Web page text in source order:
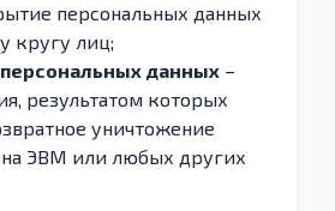
персональных данных
кругу лиц;
данных –
результатом которых
уничтожение
на ЭВМ или любых других